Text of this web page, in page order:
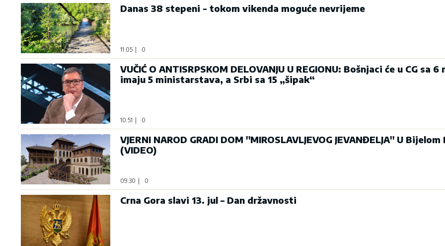
Danas 38 stepeni - tokom vikenda moguće nevrijeme
11:05 0
VUČIĆ O ANTISRPSKOM DELOVANJU U REGIONU: Bošnjaci će u CG sa
imaju 5 ministarstava, a Srbi sa 15 „šipak“
10:51 | 0
VJERNI NAROD GRADI DOM ''MIROSLAVLJEVOG JEVANĐELJA'' U Bijelom
(VIDEO)
09:30 0
Crna Gora slavi 13. jul – Dan državnosti